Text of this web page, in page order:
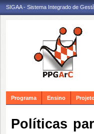
SIGAA - Sistema Integrado de
Programa Ensino
Políticas